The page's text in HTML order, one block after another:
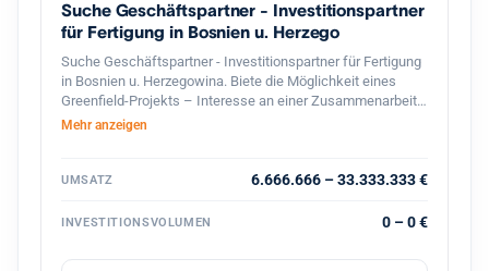
Suche Geschäftspartner - Investitionspartner
für Fertigung in Bosnien u. Herzego
Suche Geschäftspartner - Investitionspartner für Fertigung
in Bosnien u. Herzegowina. Biete die Möglichkeit eines
Greenfield-Projekts – Interesse an einer Zusammenarbeit?
Lassen Sie uns über Zahlen, Möglichkeiten und die
Sie nicht, mich zu kontaktieren. Bitte teilen. Danke!
Mehr anzeigen
UMSATZ 6.666.666 – 33.333.333 €
INVESTITIONSVOLUMEN 0 – 0 €